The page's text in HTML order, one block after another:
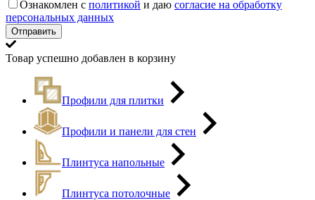
Ознакомлен с политикой и даю согласие на обработку
персональных данных
Товар успешно добавлен в корзину
Профили для плитки
Профили и панели для стен
Плинтуса напольные
Плинтуса потолочные